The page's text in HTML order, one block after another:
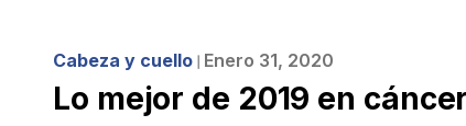
Cabeza y cuello ❘ Enero 31, 2020
Lo mejor de 2019 en